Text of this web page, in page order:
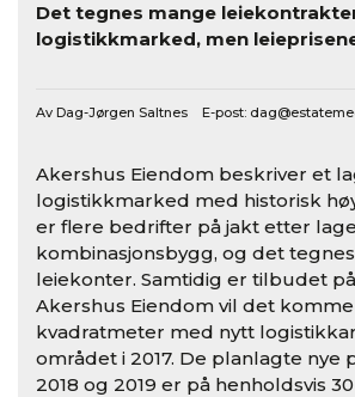
Det tegnes mange
logistikkmarked, men
Av Dag-Jørgen Saltnes E-post:
Akershus Eiendom beskriver et
logistikkmarked med historisk
er flere bedrifter på jakt etter
kombinasjonsbygg, og det
leiekonter. Samtidig er tilbudet
Akershus Eiendom vil det komme
kvadratmeter med nytt
området i 2017. De planlagte nye
2018 og 2019 er på henholdsvis